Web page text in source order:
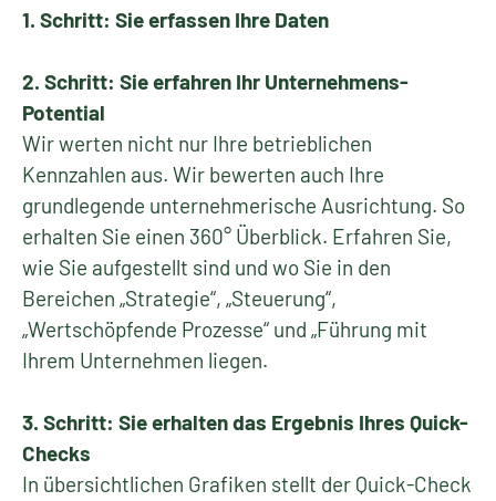
1. Schritt: Sie erfassen Ihre Daten
2. Schritt: Sie erfahren Ihr Unternehmens-
Potential
Wir werten nicht nur Ihre betrieblichen
Kennzahlen aus. Wir bewerten auch Ihre
grundlegende unternehmerische Ausrichtung. So
erhalten Sie einen 360° Überblick. Erfahren Sie,
wie Sie aufgestellt sind und wo Sie in den
Bereichen „Strategie“, „Steuerung“,
„Wertschöpfende Prozesse“ und „Führung mit
Ihrem Unternehmen liegen.
3. Schritt: Sie erhalten das Ergebnis Ihres Quick-
Checks
In übersichtlichen Grafiken stellt der Quick-Check